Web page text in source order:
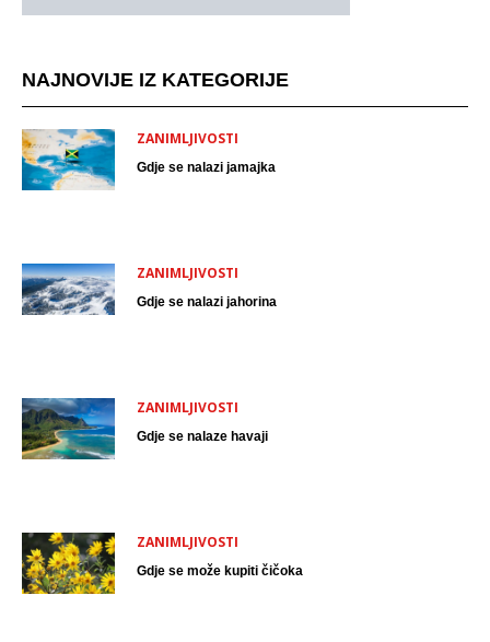
NAJNOVIJE IZ KATEGORIJE
ZANIMLJIVOSTI
Gdje se nalazi jamajka
ZANIMLJIVOSTI
Gdje se nalazi jahorina
ZANIMLJIVOSTI
Gdje se nalaze havaji
ZANIMLJIVOSTI
Gdje se može kupiti čičoka